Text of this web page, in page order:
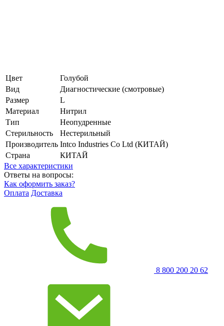
Цвет
Голубой
Вид
Диагностические (смотровые)
Размер
L
Материал
Нитрил
Тип
Неопудренные
Стерильность
Нестерильный
Производитель Intco Industries Co Ltd (КИТАЙ)
Страна
КИТАЙ
Все характеристики
Ответы на вопросы:
Как оформить заказ?
Оплата Доставка
8 800 200 20 62